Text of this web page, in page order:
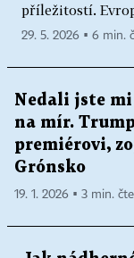
příležitostí.
29. 5. 2026 ▪ 6 min.
Nedali jste
na mír.
premiérovi,
Grónsko
19. 1. 2026 ▪ 3 min.